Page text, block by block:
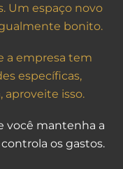
Um espaço novo
bonito.
a empresa tem
específicas,
aproveite isso.
você mantenha a
os gastos.